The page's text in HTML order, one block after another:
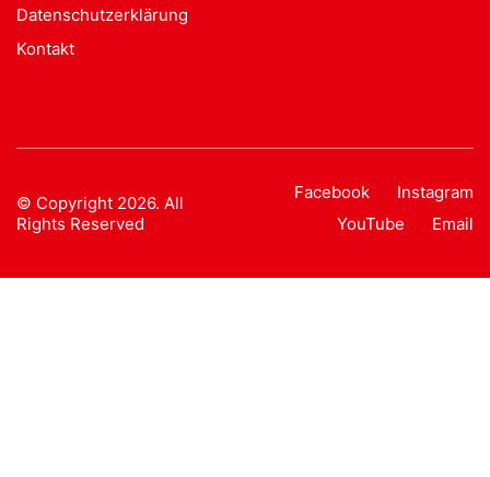
Datenschutzerklärung
Kontakt
Facebook
Instagram
YouTube
Email
© Copyright 2026. All
Rights Reserved